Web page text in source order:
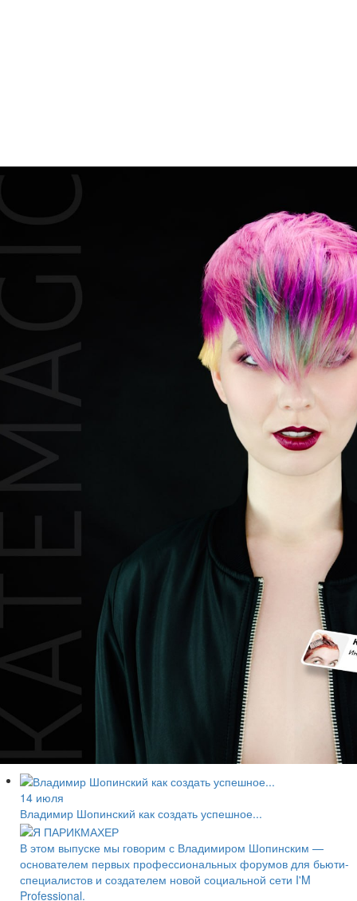
14 июля
Владимир Шопинский как создать успешное...
В этом выпуске мы говорим с Владимиром Шопинским —
основателем первых профессиональных форумов для бьюти-
специалистов и создателем новой социальной сети I'M
Professional.